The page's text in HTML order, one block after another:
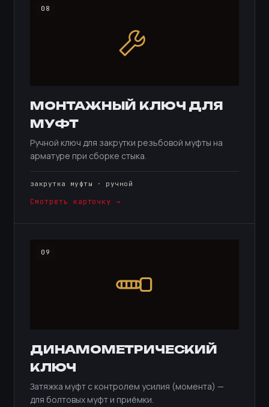
08
МОНТАЖНЫЙ КЛЮЧ ДЛЯ
МУФТ
Ручной ключ для закрутки резьбовой муфты на
арматуре при сборке стыка.
закрутка муфты · ручной
Смотреть карточку →
09
ДИНАМОМЕТРИЧЕСКИЙ
КЛЮЧ
Затяжка муфт с контролем усилия (момента) —
для болтовых муфт и приёмки.